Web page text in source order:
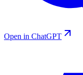
Open in ChatGPT